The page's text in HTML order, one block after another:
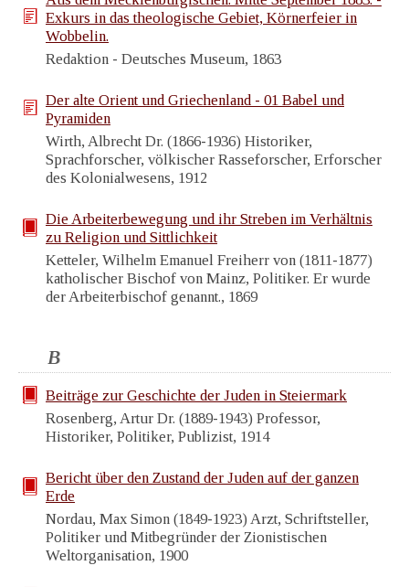
Exkurs in das theologische Gebiet, Körnerfeier in
Wobbelin.
Redaktion - Deutsches Museum, 1863
Der alte Orient und Griechenland - 01 Babel und
Pyramiden
Wirth, Albrecht Dr. (1866-1936) Historiker,
Sprachforscher, völkischer Rasseforscher, Erforscher
des Kolonialwesens, 1912
Die Arbeiterbewegung und ihr Streben im Verhältnis
zu Religion und Sittlichkeit
Ketteler, Wilhelm Emanuel Freiherr von (1811-1877)
katholischer Bischof von Mainz, Politiker. Er wurde
der Arbeiterbischof genannt., 1869
B
Beiträge zur Geschichte der Juden in Steiermark
Rosenberg, Artur Dr. (1889-1943) Professor,
Historiker, Politiker, Publizist, 1914
Bericht über den Zustand der Juden auf der ganzen
Erde
Nordau, Max Simon (1849-1923) Arzt, Schriftsteller,
Politiker und Mitbegründer der Zionistischen
Weltorganisation, 1900